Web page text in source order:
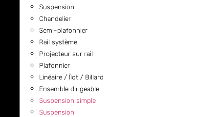
Suspension
Chandelier
Semi-plafonnier
Rail système
Projecteur sur rail
Plafonnier
Linéaire / Îlot / Billard
Ensemble dirigeable
Suspension simple
Suspension